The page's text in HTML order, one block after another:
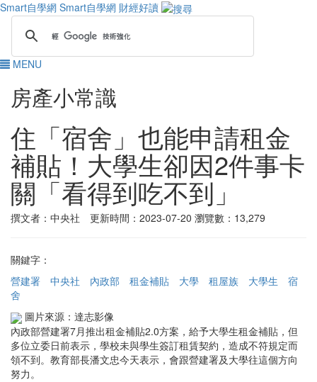
Smart自學網 Smart自學網 財經好讀
MENU
房產小常識
住「宿舍」也能申請租金
補貼！大學生卻因2件事卡
關「看得到吃不到」
撰文者：中央社 更新時間：2023-07-20 瀏覽數：13,279
關鍵字：
營建署
中央社 內政部 租金補貼 大學 租屋族 大學生
宿
舍
圖片來源：達志影像
內政部營建署7月推出租金補貼2.0方案，給予大學生租金補貼，但
多位立委日前表示，學校未與學生簽訂租賃契約，造成不符規定而
領不到。教育部長潘文忠今天表示，會跟營建署及大學往這個方向
努力。